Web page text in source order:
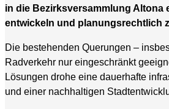
in die Bezirksversammlung Altona
entwickeln und planungsrechtlich
Die bestehenden Querungen –
Radverkehr nur eingeschränkt
Lösungen drohe eine dauerhafte
und einer nachhaltigen